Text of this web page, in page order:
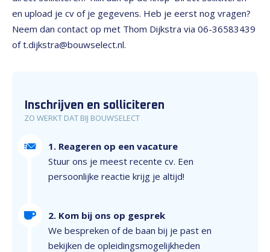
en upload je cv of je gegevens. Heb je eerst nog vragen?
Neem dan contact op met Thom Dijkstra via 06-36583439
of t.dijkstra@bouwselect.nl.
Inschrijven en solliciteren
ZO WERKT DAT BIJ BOUWSELECT
1. Reageren op een vacature
Stuur ons je meest recente cv. Een
persoonlijke reactie krijg je altijd!
2. Kom bij ons op gesprek
We bespreken of de baan bij je past en
bekijken de opleidingsmogelijkheden